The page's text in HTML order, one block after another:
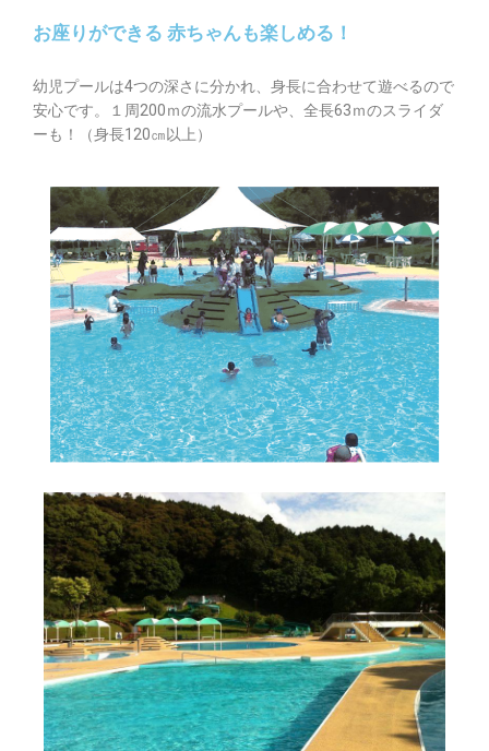
お座りができる 赤ちゃんも楽しめる！
幼児プールは4つの深さに分かれ、身長に合わせて遊べるので
安心です。１周200ｍの流水プールや、全長63ｍのスライダ
ーも！（身長120㎝以上）